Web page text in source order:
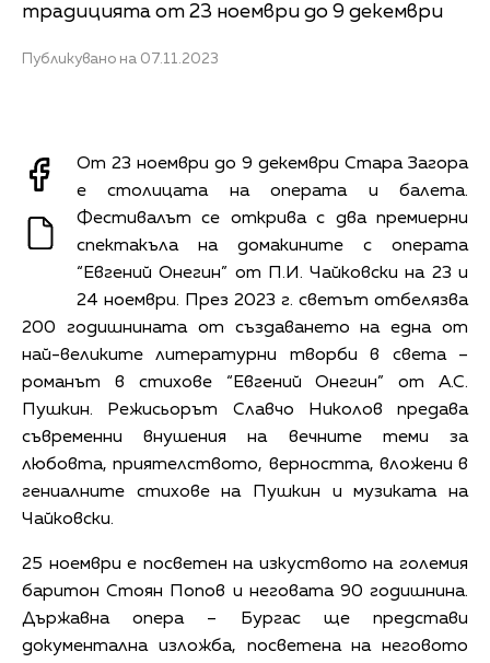
традицията от 23 ноември до 9 декември
Публикувано на 07.11.2023
От 23 ноември до 9 декември Стара Загора
е столицата на операта и балета.
Фестивалът се открива с два премиерни
спектакъла на домакините с операта
“Евгений Онегин” от П.И. Чайковски на 23 и
24 ноември. През 2023 г. светът отбелязва
200 годишнината от създаването на една от
най-великите литературни творби в света –
романът в стихове “Евгений Онегин” от А.С.
Пушкин. Режисьорът Славчо Николов предава
съвременни внушения на вечните теми за
любовта, приятелството, верността, вложени в
гениалните стихове на Пушкин и музиката на
Чайковски.
25 ноември е посветен на изкуството на големия
баритон Стоян Попов и неговата 90 годишнина.
Държавна опера – Бургас ще представи
документална изложба, посветена на неговото